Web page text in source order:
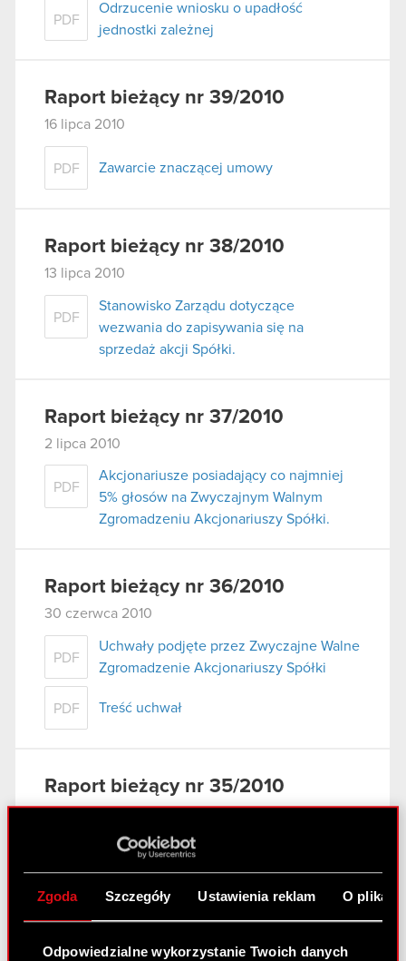
Zgoda Szczegóły Ustawienia reklam O
Odpowiedzialne wykorzystanie Twoich danych
PDF
Odrzucenie wniosku o upadłość
jednostki zależnej
Raport bieżący nr 39/2010
16 lipca 2010
PDF Zawarcie znaczącej umowy
Raport bieżący nr 38/2010
13 lipca 2010
PDF
Stanowisko Zarządu dotyczące
wezwania do zapisywania się na
sprzedaż akcji Spółki.
Raport bieżący nr 37/2010
2 lipca 2010
PDF
Akcjonariusze posiadający co najmniej
5% głosów na Zwyczajnym Walnym
Zgromadzeniu Akcjonariuszy Spółki.
Raport bieżący nr 36/2010
30 czerwca 2010
PDF
Uchwały podjęte przez Zwyczajne Walne
Zgromadzenie Akcjonariuszy Spółki
PDF Treść uchwał
Raport bieżący nr 35/2010
29 czerwca 2010
Korekta raportu okresowego